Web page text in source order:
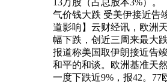
气价钱大跌 受美伊接近告
道影响】云财经讯，欧洲
幅下跌，创近三周来最大
报道称美国取伊朗接近告
和平的和谈。欧洲基准天
一度下跌近9%，报42。77